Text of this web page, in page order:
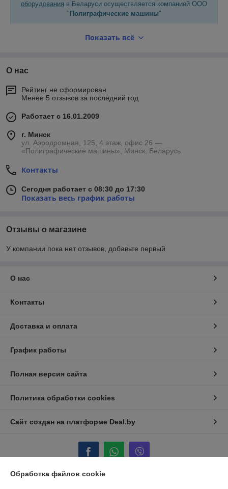
оборудования в Беларуси осуществляется компанией ООО
" Полиграфические машины"
Узнать цены, заказать и купить бу шелкографическую и
Есть вопросы? Позвоните и узнайте всю необходимую
Видео о нашей компании
Показать всё
О нас
Рейтинг не сформирован
Менее 5 отзывов за последний год
Работает с 16.01.2009
г. Минск
ул. Аэродромная, 125, 4 этаж, офис 26 —
«Полиграфические машины», Минск, Беларусь
Контакты
Сегодня работает с 08:30 до 17:30
Показать весь график работы
Отзывы о магазине
У компании пока нет отзывов, добавьте первый
О нас
Контакты
Доставка и оплата
График работы
Полная версия сайта
Политика обработки cookies
Сайт создан на платформе Deal.by
Обработка файлов cookie